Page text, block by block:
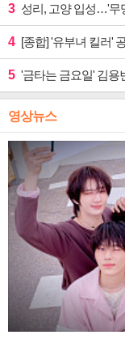
3 성리, 고양 입성…'무
4 [종합] '유부녀 킬러' 공
5 '금타는 금요일' 김용
영상뉴스